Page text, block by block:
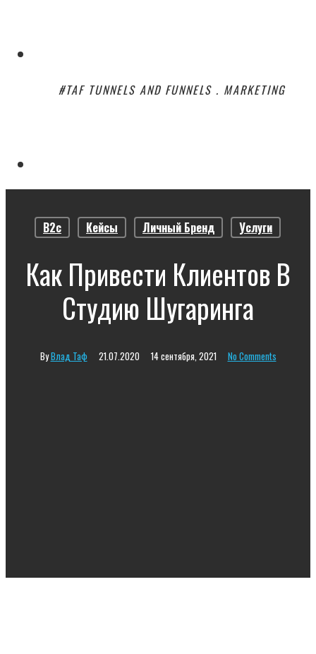
main
Menu
#TAF TUNNELS AND FUNNELS . MARKETING
B2c Кейсы Личный Бренд Услуги
Как Привести Клиентов В
Студию Шугаринга
ByВлад Таф 21.07.2020 14 сентября, 2021 No Comments